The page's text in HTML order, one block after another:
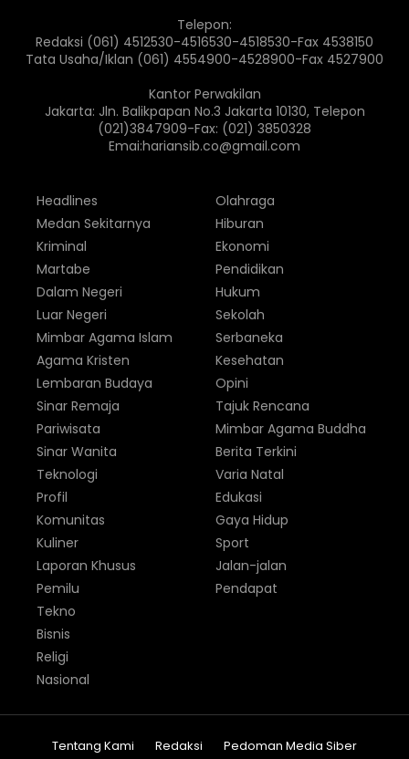
Telepon:
Redaksi (061) 4512530-4516530-4518530-Fax 4538150
Tata Usaha/Iklan (061) 4554900-4528900-Fax 4527900
Kantor Perwakilan
Jakarta: Jln. Balikpapan No.3 Jakarta 10130, Telepon
(021)3847909-Fax: (021) 3850328
Emai:hariansib.co@gmail.com
Headlines
Medan Sekitarnya
Kriminal
Martabe
Dalam Negeri
Luar Negeri
Olahraga
Hiburan
Ekonomi
Pendidikan
Hukum
Sekolah
Mimbar Agama Islam
Agama Kristen
Lembaran Budaya
Sinar Remaja
Pariwisata
Sinar Wanita
Serbaneka
Kesehatan
Opini
Tajuk Rencana
Mimbar Agama Buddha
Berita Terkini
Teknologi
Profil
Komunitas
Kuliner
Laporan Khusus
Pemilu
Varia Natal
Edukasi
Gaya Hidup
Sport
Jalan-jalan
Pendapat
Tekno
Bisnis
Religi
Nasional
Tentang Kami Redaksi Pedoman Media Siber